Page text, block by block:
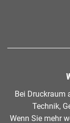
Bei Druckraum
Technik,
Wenn Sie mehr